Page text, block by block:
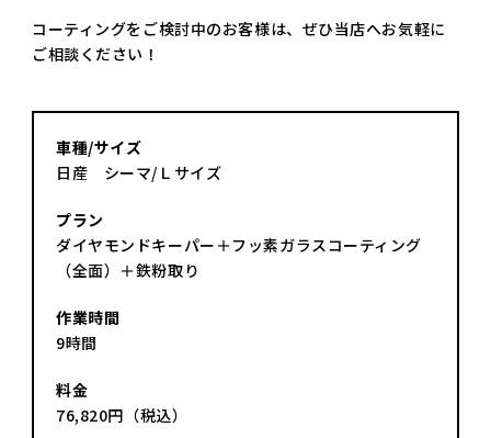
コーティングをご検討中のお客様は、ぜひ当店へお気軽に
ご相談ください！
車種/サイズ
日産 シーマ/Ｌサイズ
プラン
ダイヤモンドキーパー＋フッ素ガラスコーティング
（全面）＋鉄粉取り
作業時間
9時間
料金
76,820円（税込）